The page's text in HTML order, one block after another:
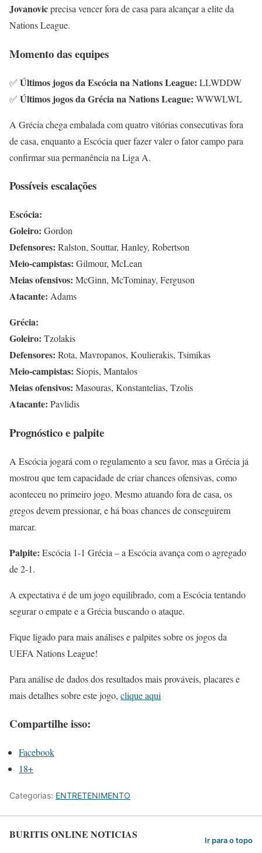
Jovanovicprecisa vencer fora de casa para alcançar a elite da
Nations League.
Momento das equipes
✅ Últimos jogos da Escócia na Nations League: LLWDDW
✅ Últimos jogos da Grécia na Nations League: WWWLWL
A Grécia chega embalada com quatro vitórias consecutivas fora
de casa, enquanto a Escócia quer fazer valer o fator campo para
confirmar sua permanência na Liga A.
Possíveis escalações
Escócia:
Goleiro: Gordon
Defensores: Ralston, Souttar, Hanley, Robertson
Meio-campistas: Gilmour, McLean
Meias ofensivos: McGinn, McTominay, Ferguson
Atacante: Adams
Grécia:
Goleiro: Tzolakis
Defensores: Rota, Mavropanos, Koulierakis, Tsimikas
Meio-campistas: Siopis, Mantalos
Meias ofensivos: Masouras, Konstantelias, Tzolis
Atacante: Pavlidis
Prognóstico e palpite
A Escócia jogará com o regulamento a seu favor, mas a Grécia já
mostrou que tem capacidade de criar chances ofensivas, como
aconteceu no primeiro jogo. Mesmo atuando fora de casa, os
gregos devem pressionar, e há boas chances de conseguirem
marcar.
Palpite: Escócia 1-1 Grécia – a Escócia avança com o agregado
de 2-1.
A expectativa é de um jogo equilibrado, com a Escócia tentando
segurar o empate e a Grécia buscando o ataque.
Fique ligado para mais análises e palpites sobre os jogos da
UEFA Nations League!
Para análise de dados dos resultados mais prováveis, placares e
mais detalhes sobre este jogo, clique aqui
Compartilhe isso:
Facebook
18+
Categorias: ENTRETENIMENTO
BURITIS ONLINE NOTICIAS Ir para o topo